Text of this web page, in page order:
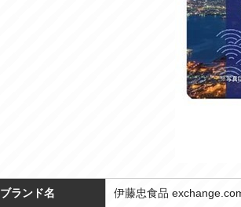
ブランド名 伊藤忠食品